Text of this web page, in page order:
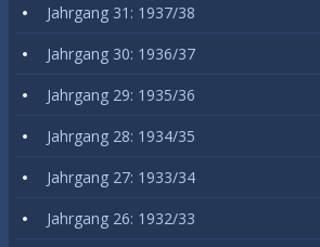
Jahrgang 31: 1937/38
Jahrgang 30: 1936/37
Jahrgang 29: 1935/36
Jahrgang 28: 1934/35
Jahrgang 27: 1933/34
Jahrgang 26: 1932/33